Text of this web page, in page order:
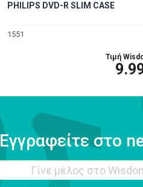
PHILIPS DVD-R SLIM CASE
1551
Τιμή
Εγγραφείτε στο
Γίνε μέλος στο